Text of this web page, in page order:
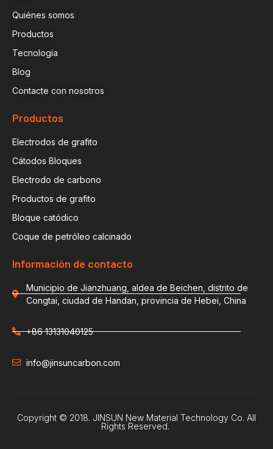
Quiénes somos
Productos
Tecnología
Blog
Contacte con nosotros
Productos
Electrodos de grafito
Cátodos Bloques
Electrodo de carbono
Productos de grafito
Bloque catódico
Coque de petróleo calcinado
Información de contacto
Municipio de Jianzhuang, aldea de Beichen, distrito de
Congtai, ciudad de Handan, provincia de Hebei, China
+86 13131040125
info@jinsuncarbon.com
Copyright © 2018. JINSUN New Material Technology Co. All
Rights Reserved.